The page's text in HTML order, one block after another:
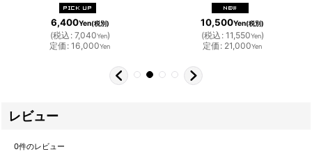
6,400Yen(税別)
(税込 : 7,040Yen)
定価 : 16,000Yen
10,500Yen(税別)
(税込 : 11,550Yen)
定価 : 21,000Yen
レビュー
0件のレビュー